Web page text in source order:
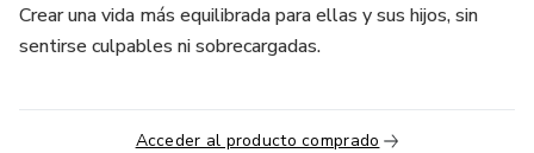
Crear una vida más equilibrada para ellas y sus hijos, sin
sentirse culpables ni sobrecargadas.
Acceder al producto comprado